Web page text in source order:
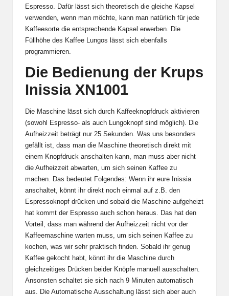
Espresso. Dafür lässt sich theoretisch die gleiche Kapsel
verwenden, wenn man möchte, kann man natürlich für jede
Kaffeesorte die entsprechende Kapsel erwerben. Die
Füllhöhe des Kaffee Lungos lässt sich ebenfalls
programmieren.
Die Bedienung der Krups
Inissia XN1001
Die Maschine lässt sich durch Kaffeeknopfdruck aktivieren
(sowohl Espresso- als auch Lungoknopf sind möglich). Die
Aufheizzeit beträgt nur 25 Sekunden. Was uns besonders
gefällt ist, dass man die Maschine theoretisch direkt mit
einem Knopfdruck anschalten kann, man muss aber nicht
die Aufheizzeit abwarten, um sich seinen Kaffee zu
machen. Das bedeutet Folgendes: Wenn ihr eure Inissia
anschaltet, könnt ihr direkt noch einmal auf z.B. den
Espressoknopf drücken und sobald die Maschine aufgeheizt
hat kommt der Espresso auch schon heraus. Das hat den
Vorteil, dass man während der Aufheizzeit nicht vor der
Kaffeemaschine warten muss, um sich seinen Kaffee zu
kochen, was wir sehr praktisch finden. Sobald ihr genug
Kaffee gekocht habt, könnt ihr die Maschine durch
gleichzeitiges Drücken beider Knöpfe manuell ausschalten.
Ansonsten schaltet sie sich nach 9 Minuten automatisch
aus. Die Automatische Ausschaltung lässt sich aber auch